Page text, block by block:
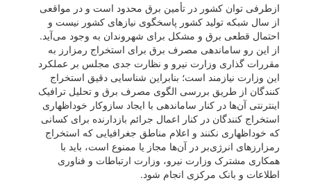
ازطرفی توان کشور در تأمین برق محدود است و در مواقعی
از سال شبکه تولید کشور پاسخگوی نیاز‌های کشور نیست و
احتمال قطعی برق و مشکل برای شهروندان به وجود می‌آید.
از این رو ساماندهی مصرف برق برای استخراج رمزارز به
مقررات گذاری وزارت نیرو و نظارت جدی مجلس بر عملکرد
این وزارت نیازمند است؛ بنابراین شناسایی دقیق استخراج
کنندگان از طریق بررسی الگوی مصرف برق و تحلیل ترافیک
اینترنتی آن‌ها در کنار ساماندهی با ایجاد سازوکار خوداظهاری
استخراج کنندگان در کنار اعمال جرائم بازدارنده برای کسانی
که خوداظهاری نکنند و اعلام مناطق جغرافیایی که استخراج
رمزارز‌های انرژی‌بر در آن‌ها مجاز یا ممنوع است، باید با
همکاری مشترک وزارت نیرو، وزارت ارتباطات و فناوری
اطلاعات و بانک مرکزی انجام شود.